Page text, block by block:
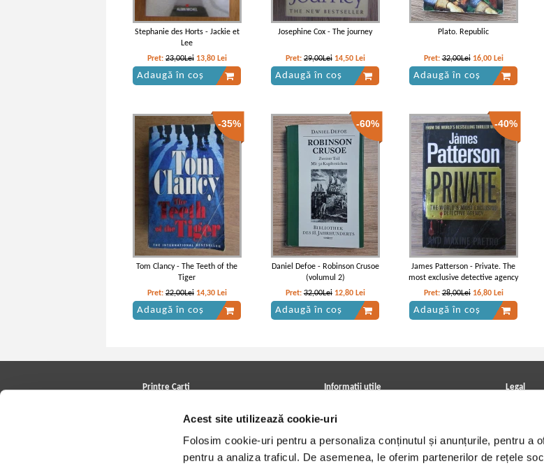
Acest site utilizează cookie-uri
Folosim cookie-uri pentru a personaliza conținutul și anunțurile, pentru a
pentru a analiza traficul. De asemenea, le oferim partenerilor de rețele
Stephanie des Horts - Jackie et
Lee
Pret: 23,00Lei 13,80 Lei
Adaugă în coș
Josephine Cox - The journey
Pret:29,00Lei 14,50 Lei
Adaugă în coș
Plato. Republic
Pret:32,00Lei 16,00 Lei
Adaugă în coș
-35%
Tom Clancy - The Teeth of the
Tiger
Pret: 22,00Lei 14,30 Lei
Adaugă în coș
-60%
Daniel Defoe - Robinson Crusoe
(volumul 2)
Pret:32,00Lei 12,80 Lei
Adaugă în coș
-40%
James Patterson - Private. The
most exclusive detective agency
Pret:28,00Lei 16,80 Lei
Adaugă în coș
Printre Carti Informatii utile
Achizitii viniluri, casete, CD/DVD
Cum cumpar?
Politica de livrare
Legal
Termeni si
Utilizare